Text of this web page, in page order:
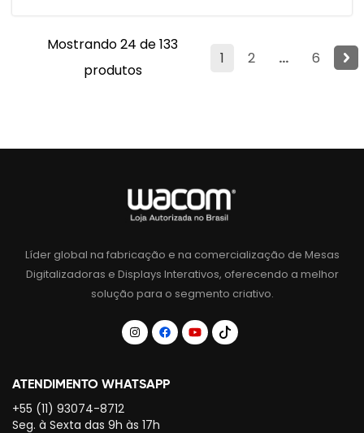
1 2 ... 6
Mostrando 24 de 133
produtos
Líder global na fabricação e na comercialização de Mesas
Digitalizadoras e Displays Interativos, oferecendo a melhor
solução para o segmento criativo.
ATENDIMENTO WHATSAPP
+55 (11) 93074-8712
Seg. à Sexta das 9h às 17h